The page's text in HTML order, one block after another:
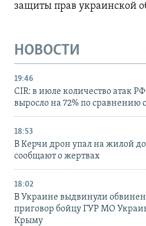
защиты прав украинской
НОВОСТИ
19:46
CIR: в июле количество атак
выросло на 72% по сравнению
18:53
В Керчи дрон упал на жилой
сообщают о жертвах
18:02
В Украине выдвинули
приговор бойцу ГУР МО
Крыму